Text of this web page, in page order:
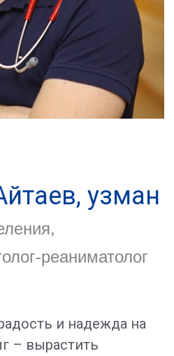
узман
реаниматолог
и надежда на
– вырастить